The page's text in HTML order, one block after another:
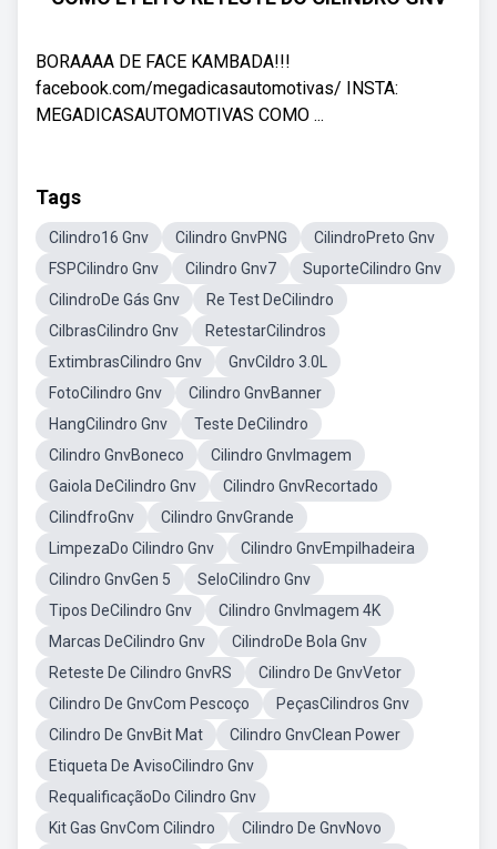
BORAAAA DE FACE KAMBADA!!!
facebook.com/megadicasautomotivas/ INSTA:
MEGADICASAUTOMOTIVAS COMO ...
Tags
Cilindro16 Gnv Cilindro GnvPNG
CilindroPreto Gnv
FSPCilindro Gnv
Cilindro Gnv7
SuporteCilindro Gnv
CilindroDe Gás Gnv
Re Test DeCilindro
CilbrasCilindro Gnv
RetestarCilindros
ExtimbrasCilindro Gnv
GnvCildro 3.0L
FotoCilindro Gnv
Cilindro GnvBanner
HangCilindro Gnv
Teste DeCilindro
Cilindro GnvBoneco
Cilindro GnvImagem
Gaiola DeCilindro Gnv
Cilindro GnvRecortado
CilindfroGnv
Cilindro GnvGrande
LimpezaDo Cilindro Gnv
Cilindro GnvEmpilhadeira
Cilindro GnvGen 5
SeloCilindro Gnv
Tipos DeCilindro Gnv
Cilindro GnvImagem 4K
Marcas DeCilindro Gnv
CilindroDe Bola Gnv
Reteste De Cilindro GnvRS
Cilindro De GnvVetor
Cilindro De GnvCom Pescoço
PeçasCilindros Gnv
Cilindro De GnvBit Mat
Cilindro GnvClean Power
Etiqueta De AvisoCilindro Gnv
RequalificaçãoDo Cilindro Gnv
Kit Gas GnvCom Cilindro
Cilindro De GnvNovo